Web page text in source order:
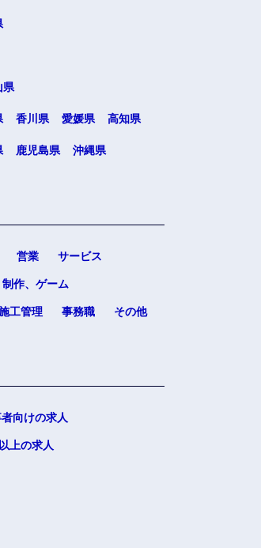
県
香川県 愛媛県 高知県
鹿児島県 沖縄県
営業 サービス
作、ゲーム
工管理 事務職 その他
向けの求人
上の求人